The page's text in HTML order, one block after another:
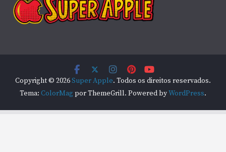
Copyright © 2026Super Apple. Todos os direitos reservados.
Tema: ColorMag por ThemeGrill. Powered byWordPress.